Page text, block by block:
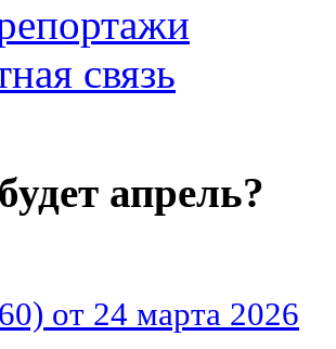
связь
апрель?
от 24 марта 2026